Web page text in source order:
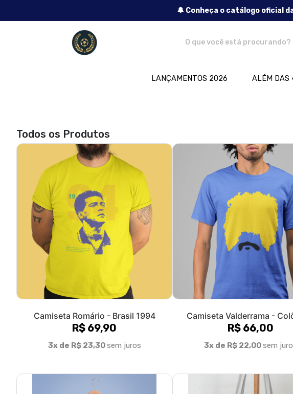
🔔 Conheça o catálogo oficial
LANÇAMENTOS 2026 ALÉM DAS
Todos os Produtos
Camiseta Romário - Brasil 1994
R$ 69,90
3x de R$ 23,30sem juros
Camiseta Valderrama -
R$ 66,00
3x de R$ 22,00sem